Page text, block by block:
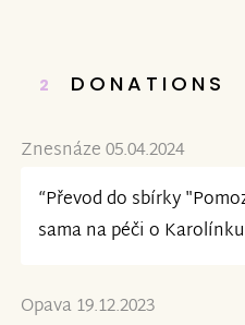
2 DONATIONS
Znesnáze 05.04.2024
“Převod do sbírky
sama na péči o
Opava 19.12.2023